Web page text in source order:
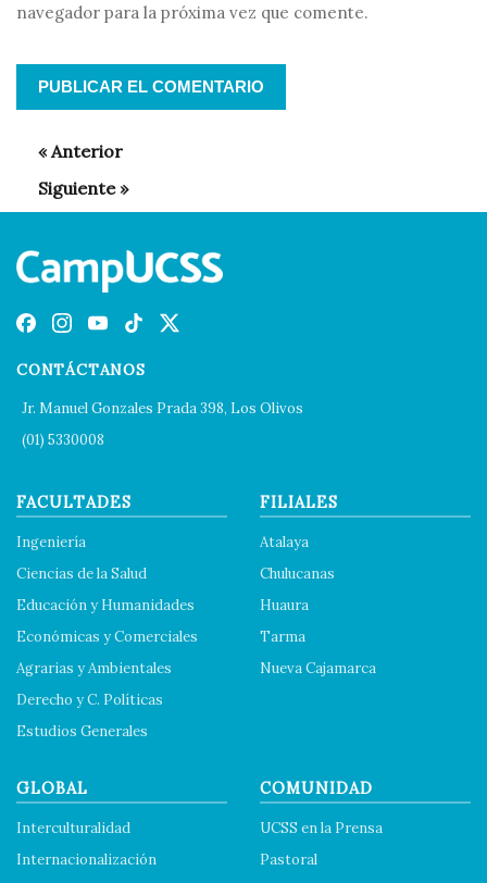
navegador para la próxima vez que comente.
CONTÁCTANOS
Jr. Manuel Gonzales Prada 398, Los Olivos
(01) 5330008
FACULTADES
Ingeniería
Ciencias de la Salud
Educación y Humanidades
Económicas y Comerciales
Agrarias y Ambientales
Derecho y C. Políticas
Estudios Generales
FILIALES
Atalaya
Chulucanas
Huaura
Tarma
Nueva Cajamarca
GLOBAL
Interculturalidad
Internacionalización
COMUNIDAD
UCSS en la Prensa
Pastoral